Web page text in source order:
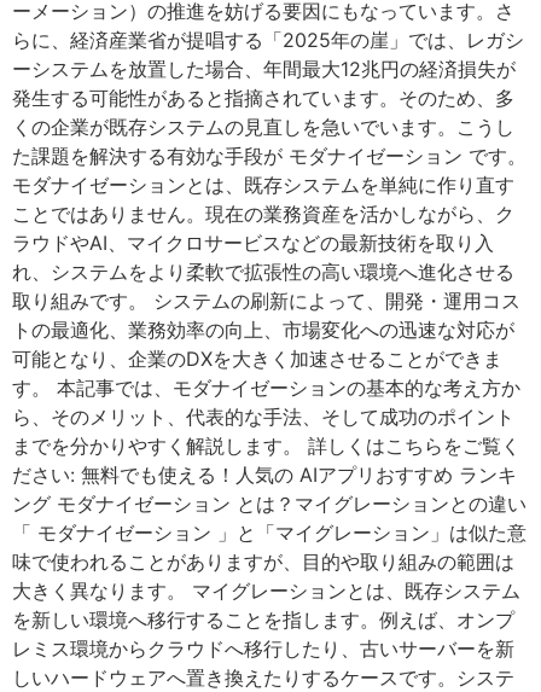
ーメーション）の推進を妨げる要因にもなっています。さ
らに、経済産業省が提唱する「2025年の崖」では、レガシ
ーシステムを放置した場合、年間最大12兆円の経済損失が
発生する可能性があると指摘されています。そのため、多
くの企業が既存システムの見直しを急いでいます。こうし
た課題を解決する有効な手段が モダナイゼーション です。
モダナイゼーションとは、既存システムを単純に作り直す
ことではありません。現在の業務資産を活かしながら、ク
ラウドやAI、マイクロサービスなどの最新技術を取り入
れ、システムをより柔軟で拡張性の高い環境へ進化させる
取り組みです。 システムの刷新によって、開発・運用コス
トの最適化、業務効率の向上、市場変化への迅速な対応が
可能となり、企業のDXを大きく加速させることができま
す。 本記事では、モダナイゼーションの基本的な考え方か
ら、そのメリット、代表的な手法、そして成功のポイント
までを分かりやすく解説します。 詳しくはこちらをご覧く
ださい: 無料でも使える！人気の AIアプリおすすめ ランキ
ング モダナイゼーション とは？マイグレーションとの違い
「 モダナイゼーション 」と「マイグレーション」は似た意
味で使われることがありますが、目的や取り組みの範囲は
大きく異なります。 マイグレーションとは、既存システム
を新しい環境へ移行することを指します。例えば、オンプ
レミス環境からクラウドへ移行したり、古いサーバーを新
しいハードウェアへ置き換えたりするケースです。システ